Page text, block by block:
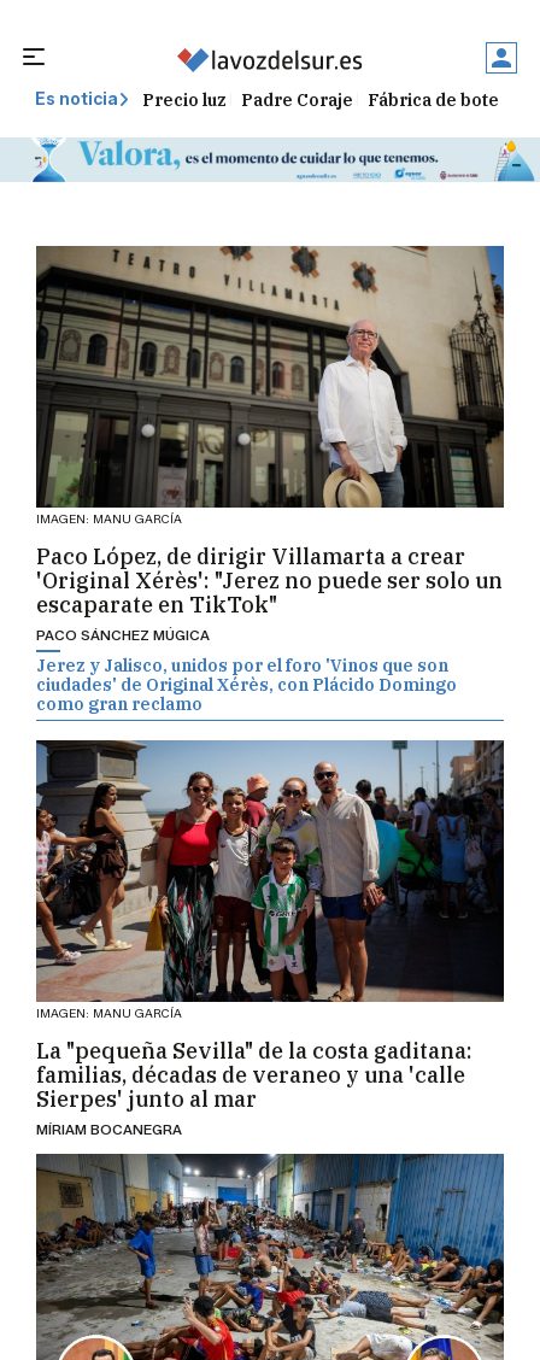
Es noticia Precio luz Padre Coraje Fábrica de botellas
IMAGEN: MANU GARCÍA
Paco López, de dirigir Villamarta a crear
'Original Xérès': "Jerez no puede ser solo un
escaparate en TikTok"
PACO SÁNCHEZ MÚGICA
Jerez y Jalisco, unidos por el foro 'Vinos que son
ciudades' de Original Xérès, con Plácido Domingo
como gran reclamo
IMAGEN: MANU GARCÍA
La "pequeña Sevilla" de la costa gaditana:
familias, décadas de veraneo y una 'calle
Sierpes' junto al mar
MÍRIAM BOCANEGRA